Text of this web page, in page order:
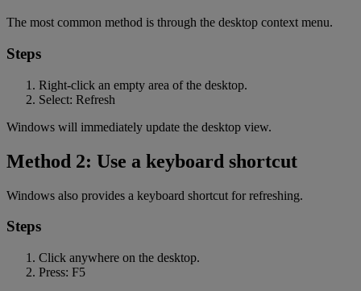
The most common method is through the desktop context menu.
Steps
Right-click an empty area of the desktop.
Select: Refresh
Windows will immediately update the desktop view.
Method 2: Use a keyboard shortcut
Windows also provides a keyboard shortcut for refreshing.
Steps
Click anywhere on the desktop.
Press: F5